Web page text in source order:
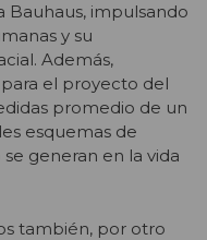
Bauhaus, impulsando
y su
Además,
el proyecto del
promedio de un
esquemas de
generan en la vida
también, por otro